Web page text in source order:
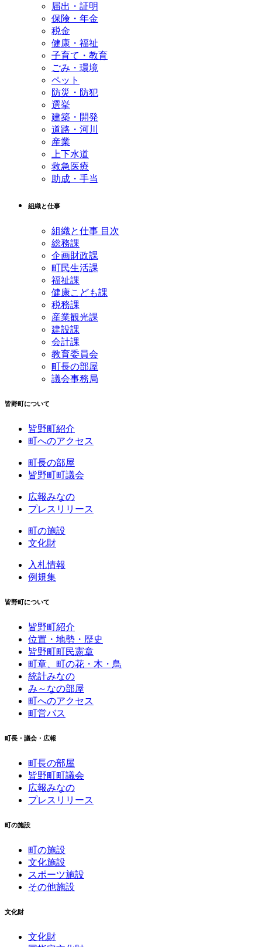
届出・証明
保険・年金
税金
健康・福祉
子育て・教育
ごみ・環境
ペット
防災・防犯
選挙
建築・開発
道路・河川
産業
上下水道
救急医療
助成・手当
組織と仕事
組織と仕事 目次
総務課
企画財政課
町民生活課
福祉課
健康こども課
税務課
産業観光課
建設課
会計課
教育委員会
町長の部屋
議会事務局
皆野町について
皆野町紹介
町へのアクセス
町長の部屋
皆野町町議会
広報みなの
プレスリリース
町の施設
文化財
入札情報
例規集
皆野町について
皆野町紹介
位置・地勢・歴史
皆野町町民憲章
町章、町の花・木・鳥
統計みなの
み～なの部屋
町へのアクセス
町営バス
町長・議会・広報
町長の部屋
皆野町町議会
広報みなの
プレスリリース
町の施設
町の施設
文化施設
スポーツ施設
その他施設
文化財
文化財